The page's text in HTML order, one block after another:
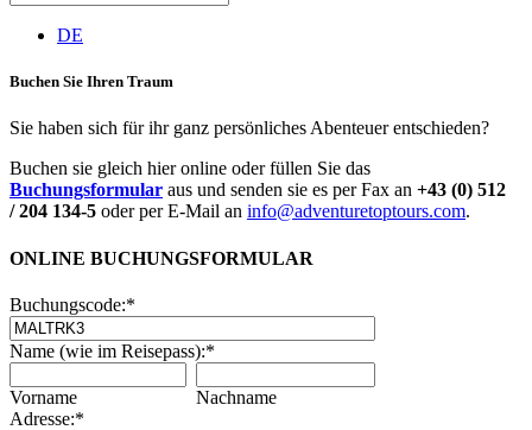
DE
Buchen Sie Ihren Traum
Sie haben sich für ihr ganz persönliches Abenteuer entschieden?
Buchen sie gleich hier online oder füllen Sie das
Buchungsformular aus und senden sie es per Fax an +43 (0) 512
/ 204 134-5 oder per E-Mail an info@adventuretoptours.com.
ONLINE BUCHUNGSFORMULAR
Buchungscode:*
Name (wie im Reisepass):*
Vorname
Nachname
Adresse:*